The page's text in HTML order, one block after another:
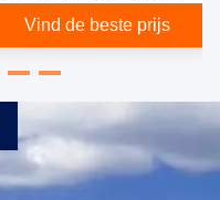
draaienVind de beste prijs